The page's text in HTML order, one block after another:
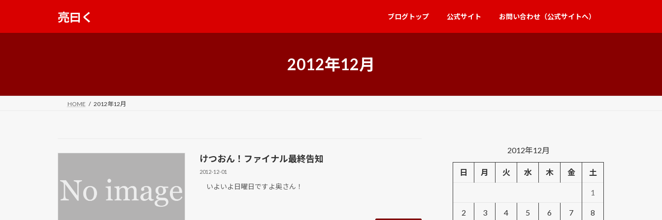
亮曰く ブログトップ 公式サイト お問い合わせ（公式サイトへ）
2012年12月
HOME 2012年12月
けつおん！ファイナル最終告知
2012-12-01
いよいよ日曜日ですよ奥さん！
2012年12月
日 月 火 水 木 金 土
1
2 3 4 5 6 7 8